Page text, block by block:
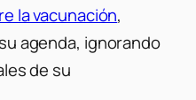
la vacunación,
agenda, ignorando
de su